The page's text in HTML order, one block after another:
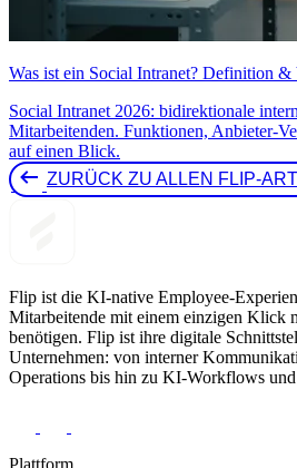
Was ist ein Social Intranet? Definition &
Social Intranet 2026: bidirektionale
Mitarbeitenden. Funktionen, Anbieter-
auf einen Blick.
ZURÜCK ZU ALLEN FLIP-
Flip ist die KI-native Employee-
Mitarbeitende mit einem einzigen Klick
benötigen. Flip ist ihre digitale
Unternehmen: von interner
Operations bis hin zu KI-Workflows
Plattform